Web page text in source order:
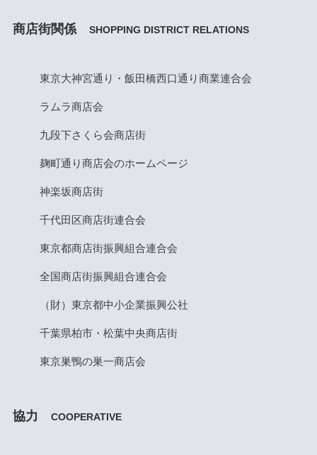
商店街関係 SHOPPING DISTRICT RELATIONS
東京大神宮通り・飯田橋西口通り商業連合会
ラムラ商店会
九段下さくら会商店街
麹町通り商店会のホームページ
神楽坂商店街
千代田区商店街連合会
東京都商店街振興組合連合会
全国商店街振興組合連合会
（財）東京都中小企業振興公社
千葉県柏市・松葉中央商店街
東京巣鴨の巣一商店会
協力 COOPERATIVE